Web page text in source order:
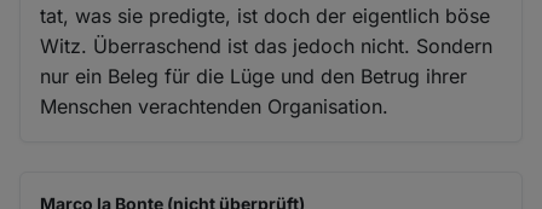
tat, was sie predigte, ist doch der eigentlich böse
Witz. Überraschend ist das jedoch nicht. Sondern
nur ein Beleg für die Lüge und den Betrug ihrer
Menschen verachtenden Organisation.
Marco la Bonte (nicht überprüft)